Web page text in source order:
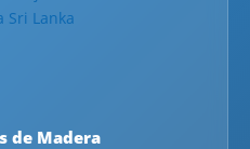
de Madera